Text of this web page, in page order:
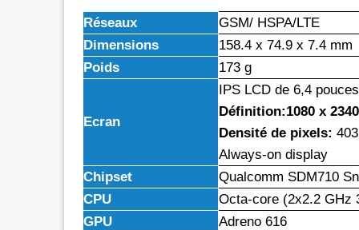
Réseaux
GSM/ HSPA/LTE
Dimensions
158.4 x 74.9 x 7.4 mm
Poids
173 g
Ecran
IPS LCD de 6,4
Définition:1080 x
Densité de pixels:
Always-on display
Chipset
Qualcomm SDM710
CPU
Octa-core (2x2.2 GHz
GPU
Adreno 616